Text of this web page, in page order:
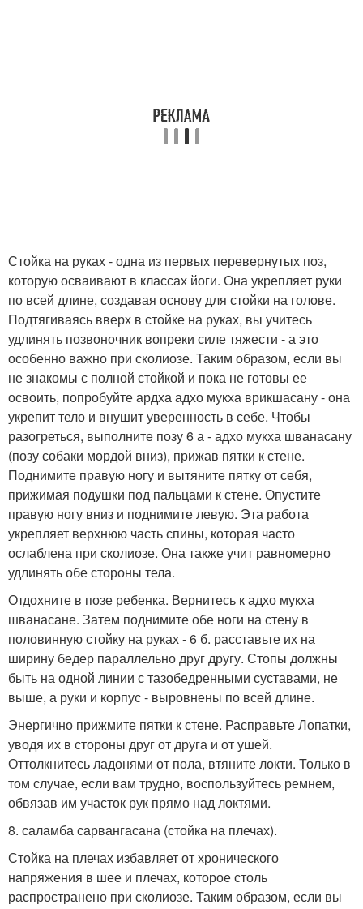
Стойка на руках - одна из первых перевернутых поз,
которую осваивают в классах йоги. Она укрепляет руки
по всей длине, создавая основу для стойки на голове.
Подтягиваясь вверх в стойке на руках, вы учитесь
удлинять позвоночник вопреки силе тяжести - а это
особенно важно при сколиозе. Таким образом, если вы
не знакомы с полной стойкой и пока не готовы ее
освоить, попробуйте ардха адхо мукха врикшасану - она
укрепит тело и внушит уверенность в себе. Чтобы
разогреться, выполните позу 6 а - адхо мукха шванасану
(позу собаки мордой вниз), прижав пятки к стене.
Поднимите правую ногу и вытяните пятку от себя,
прижимая подушки под пальцами к стене. Опустите
правую ногу вниз и поднимите левую. Эта работа
укрепляет верхнюю часть спины, которая часто
ослаблена при сколиозе. Она также учит равномерно
удлинять обе стороны тела.
Отдохните в позе ребенка. Вернитесь к адхо мукха
шванасане. Затем поднимите обе ноги на стену в
половинную стойку на руках - 6 б. расставьте их на
ширину бедер параллельно друг другу. Стопы должны
быть на одной линии с тазобедренными суставами, не
выше, а руки и корпус - выровнены по всей длине.
Энергично прижмите пятки к стене. Расправьте Лопатки,
уводя их в стороны друг от друга и от ушей.
Оттолкнитесь ладонями от пола, втяните локти. Только в
том случае, если вам трудно, воспользуйтесь ремнем,
обвязав им участок рук прямо над локтями.
8. саламба сарвангасана (стойка на плечах).
Стойка на плечах избавляет от хронического
напряжения в шее и плечах, которое столь
распространено при сколиозе. Таким образом, если вы